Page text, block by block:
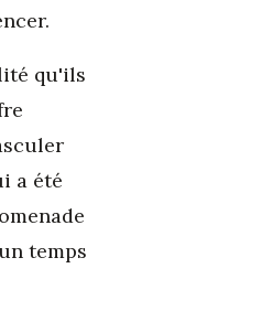
qu'ils
a été
temps